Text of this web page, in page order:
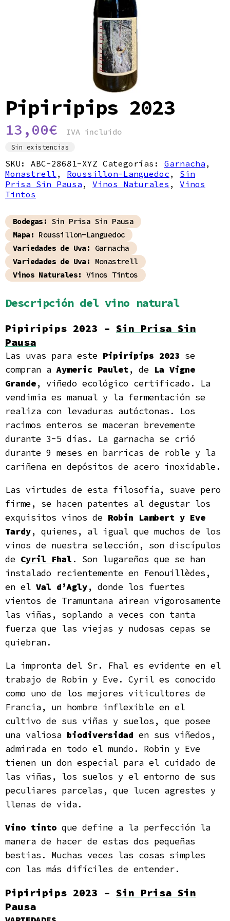
Política de privacidad
Pipiripips 2023
13,00€ IVA incluido
Sin existencias
SKU: ABC-28681-XYZ Categorías: Garnacha ,
Monastrell , Roussillon-Languedoc , Sin
Prisa Sin Pausa , Vinos Naturales , Vinos
Tintos
Bodegas: Sin Prisa Sin Pausa
Mapa: Roussillon-Languedoc
Variedades de Uva:
Garnacha
Variedades de Uva:
Monastrell
Vinos Naturales: Vinos Tintos
Descripción del vino natural
Pipiripips 2023 – Sin Prisa Sin
Pausa
Las uvas para este Pipiripips 2023 se
compran aAymeric Paulet, de La Vigne
Grande, viñedo ecológico certificado. La
vendimia es manual y la fermentación se
realiza con levaduras autóctonas. Los
racimos enteros se maceran brevemente
durante 3-5 días. La garnacha se crió
durante 9 meses en barricas de roble y la
cariñena en depósitos de acero inoxidable.
Las virtudes de esta filosofía, suave pero
firme, se hacen patentes al degustar los
exquisitos vinos de Robin Lambert y Eve
Tardy, quienes, al igual que muchos de los
vinos de nuestra selección, son discípulos
de Cyril Fhal . Son lugareños que se han
instalado recientemente en Fenouillèdes,
en el Val d’Agly, donde los fuertes
vientos de Tramuntana airean vigorosamente
las viñas, soplando a veces con tanta
fuerza que las viejas y nudosas cepas se
quiebran.
La impronta del Sr. Fhal es evidente en el
trabajo de Robin y Eve. Cyril es conocido
como uno de los mejores viticultores de
Francia, un hombre inflexible en el
cultivo de sus viñas y suelos, que posee
una valiosa biodiversidad en sus viñedos,
admirada en todo el mundo. Robin y Eve
tienen un don especial para el cuidado de
las viñas, los suelos y el entorno de sus
peculiares parcelas, que lucen agrestes y
llenas de vida.
Vino tinto que define a la perfección la
manera de hacer de estas dos pequeñas
bestias. Muchas veces las cosas simples
con las más difíciles de entender.
Pipiripips 2023 – Sin Prisa Sin
Pausa